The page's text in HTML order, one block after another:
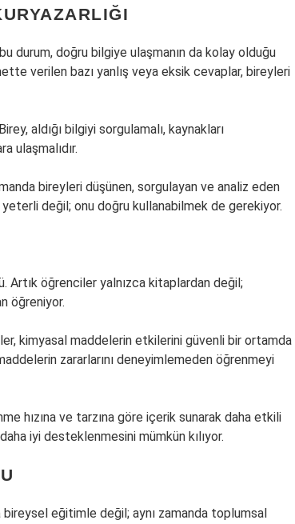
durum, doğru bilgiye ulaşmanın da kolay olduğu
verilen bazı yanlış veya eksik cevaplar, bireyleri
aldığı bilgiyi sorgulamalı, kaynakları
ulaşmalıdır.
bireyleri düşünen, sorgulayan ve analiz eden
değil; onu doğru kullanabilmek de gerekiyor.
Artık öğrenciler yalnızca kitaplardan değil;
öğreniyor.
kimyasal maddelerin etkilerini güvenli bir ortamda
zararlarını deneyimlemeden öğrenmeyi
hızına ve tarzına göre içerik sunarak daha etkili
iyi desteklenmesini mümkün kılıyor.
bireysel eğitimle değil; aynı zamanda toplumsal